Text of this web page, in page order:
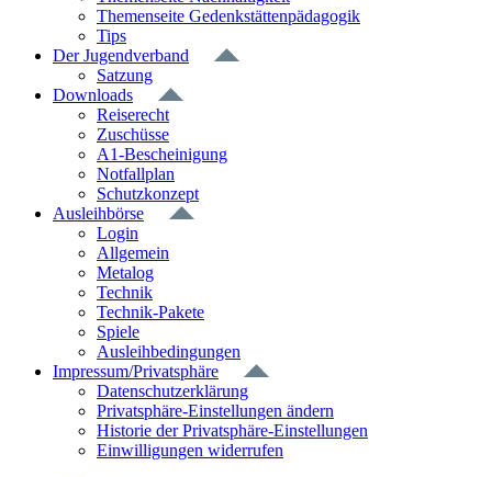
Themenseite Gedenkstättenpädagogik
Tips
Der Jugendverband
Satzung
Downloads
Reiserecht
Zuschüsse
A1-Bescheinigung
Notfallplan
Schutzkonzept
Ausleihbörse
Login
Allgemein
Metalog
Technik
Technik-Pakete
Spiele
Ausleihbedingungen
Impressum/Privatsphäre
Datenschutzerklärung
Privatsphäre-Einstellungen ändern
Historie der Privatsphäre-Einstellungen
Einwilligungen widerrufen